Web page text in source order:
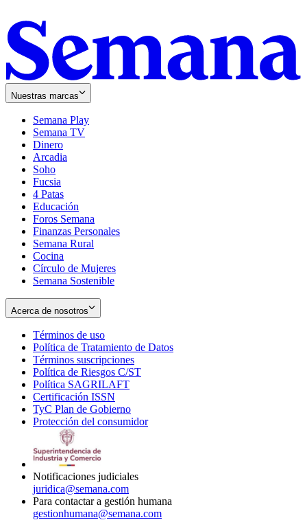
Nuestras marcas
Semana Play
Semana TV
Dinero
Arcadia
Soho
in
new
window
Fucsia
in
new
window
4 Patas
Educación
Foros Semana
Finanzas Personales
Semana Rural
Cocina
Círculo de Mujeres
Semana Sostenible
Acerca de nosotros
Términos de uso
in
new
window
Política de Tratamiento de Datos
Términos suscripciones
in
Política de Riesgos C/ST
Política SAGRILAFT
new
window
Certificación ISSN
in
new
TyC Plan de Gobierno
in
Protección del consumidorOpens
Notificaciones judiciales
juridica@semana.com
Para contactar a gestión humana
gestionhumana@semana.com